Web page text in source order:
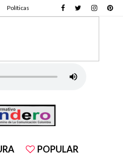
Políticas
POPULAR